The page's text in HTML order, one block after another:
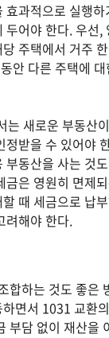
효과적으로 실행
두어야 한다. 우선,
주택에서 거주
안 다른 주택에
새로운 부동산이
정받을 수 있어야
부동산을 사는 것
금은 영원히 면제
때 세금으로 납
려해야 한다.
합하는 것도 좋은
면서 1031 교환
부담 없이 재산을